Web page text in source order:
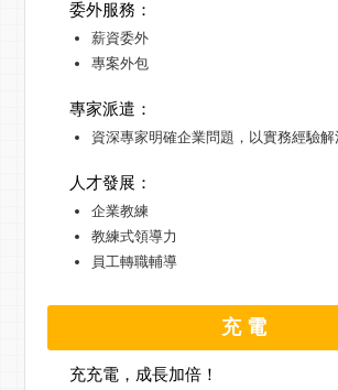
委外服務：
薪資委外
專案外包
專家派遣：
資深專家明確企業問題，以實務經驗
人才發展：
企業教練
教練式領導力
員工轉職輔導
充電
充充電，成長加倍！